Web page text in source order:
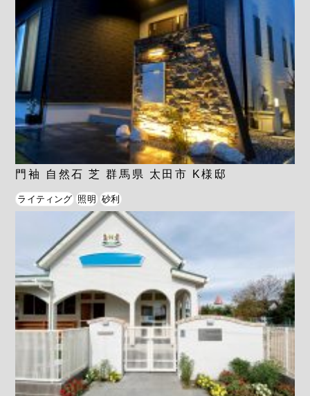
門袖 自然石 芝 群馬県 太田市 K様邸
ライティング 照明 砂利